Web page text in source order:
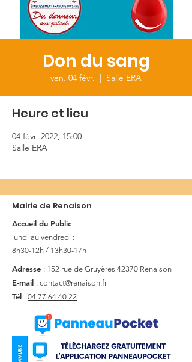
Don du sang
ven. 04 févr.
  |
Salle ERA
Heure et lieu
04 févr. 2022, 15:00
Salle ERA
Mairie de Renaison
Accueil du Public
lundi au vendredi :
8h30-12h / 13h30-17h
Adresse : 152 rue de Gruyères 42370 Renaison
E-mail : contact@renaison.fr
Tél : 04 77 64 40 22